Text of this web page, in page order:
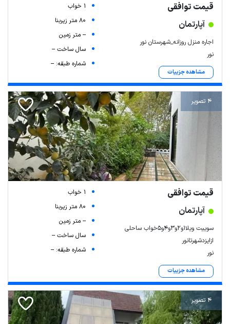
قیمت توافقی
آپارتمان
اجاره منزل روزانه_شهرستان نور
نور
مشاهده جزییات
1 خواب
80 متر زیربنا
-- متر زمین
سال ساخت --
شماره طبقه: --
4 تصویر
قیمت توافقی
آپارتمان
سوییت ویلا۱و۲و۳و۴و۵خواب ساحلی
ازایزدشهرتانور
نور
مشاهده جزییات
1 خواب
80 متر زیربنا
-- متر زمین
سال ساخت --
شماره طبقه: --
4 تصویر